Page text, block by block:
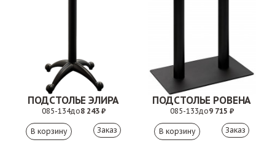
ПОДСТОЛЬЕ ЭЛИРА
085-134до8 243 ₽
Заказ
ПОДСТОЛЬЕ РОВЕНА
085-133до9 715 ₽
Заказ